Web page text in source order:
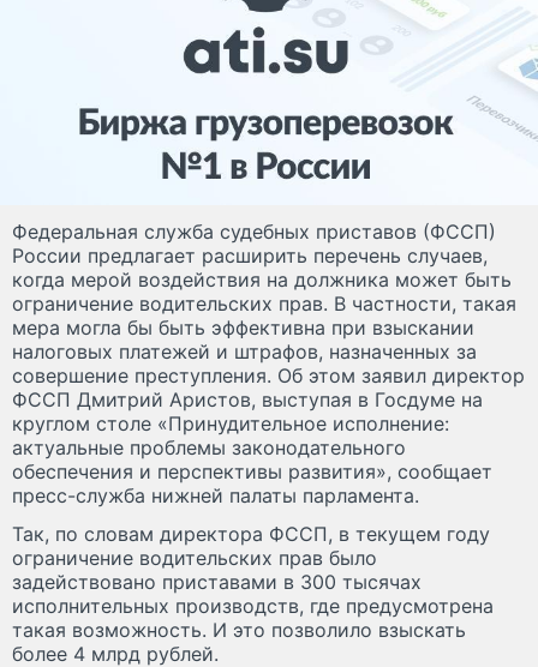
Федеральная служба судебных приставов (ФССП)
России предлагает расширить перечень случаев,
когда мерой воздействия на должника может быть
ограничение водительских прав. В частности, такая
мера могла бы быть эффективна при взыскании
налоговых платежей и штрафов, назначенных за
совершение преступления. Об этом заявил директор
ФССП Дмитрий Аристов, выступая в Госдуме на
круглом столе «Принудительное исполнение:
актуальные проблемы законодательного
обеспечения и перспективы развития», сообщает
пресс-служба нижней палаты парламента.
Так, по словам директора ФССП, в текущем году
ограничение водительских прав было
задействовано приставами в 300 тысячах
исполнительных производств, где предусмотрена
такая возможность. И это позволило взыскать
более 4 млрд рублей.